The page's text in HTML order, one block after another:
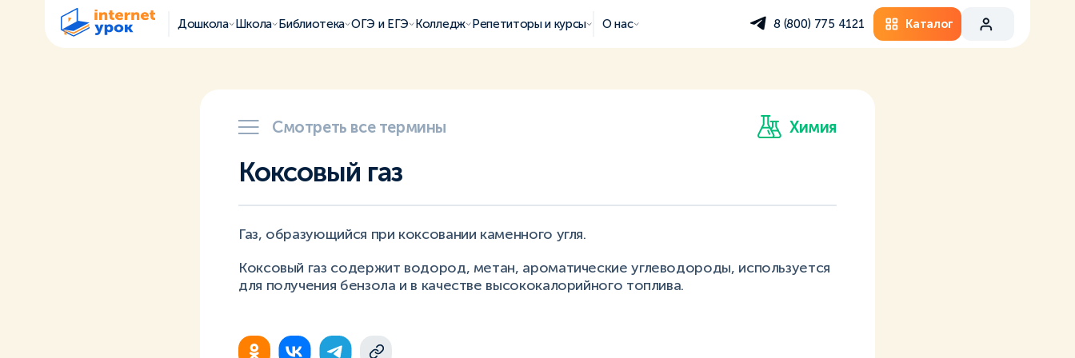
Дошкола Школа Библиотека ОГЭ и ЕГЭ Колледж Репетиторы и курсы О нас 8 (800) 775 4121 Каталог
Смотреть все термины Химия
Коксовый газ
Газ, образующийся при коксовании каменного угля.
Коксовый газ содержит водород, метан, ароматические углеводороды, используется
для получения бензола и в качестве высококалорийного топлива.